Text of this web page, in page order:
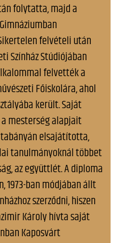
folytatta, majd a
felvételi után
Színház Stúdiójában
felvették a
Főiskolára, ahol
került. Saját
mesterség alapjait
elsajátította,
tanulmányoknál többet
az együttlét. A diploma
1973-ban módjában állt
szerződni, hiszen
Károly hívta saját
Kaposvárt